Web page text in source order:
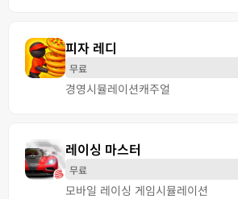
피자 레디
무료
경영시뮬레이션캐주얼
레이싱 마스터
무료
모바일 레이싱 게임시뮬레이션